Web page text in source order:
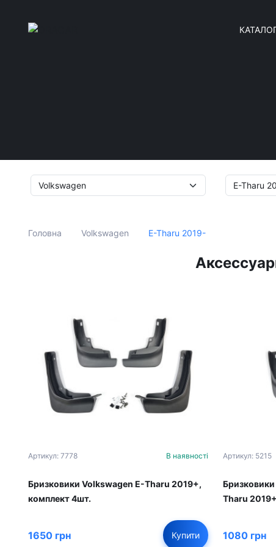
Головна Volkswagen E-Tharu 2019-
Артикул: 7778 В наявності
Бризковики Volkswagen E-Tharu 2019+,
комплект 4шт.
1650 грн Купити
Артикул: 5215
Бризковики
Tharu
1080 грн